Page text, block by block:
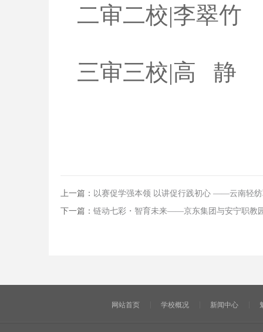
二审二校|李翠竹
三审三校|高 静
上一篇： 以赛促学强本领 以讲促行践初心 ——云南轻纺
下一篇： 链动七彩・智育未来——京东集团与安宁职教
网站首页 学校概况 新闻中心